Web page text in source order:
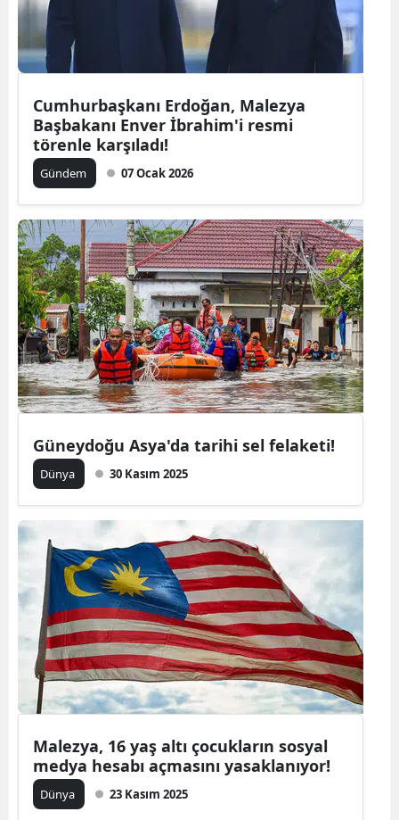
Yozgat
Zonguldak
Kırıkkale
Batman
Şırnak
Bartın
Ardahan
Iğdır
Yalova
Kilis
Osmaniye
Düzce
Cumhurbaşkanı Erdoğan, Malezya
Başbakanı Enver İbrahim'i resmi
törenle karşıladı!
Gündem 07 Ocak 2026
Güneydoğu Asya'da tarihi sel felaketi!
Dünya 30 Kasım 2025
Malezya, 16 yaş altı çocukların sosyal
medya hesabı açmasını yasaklanıyor!
Dünya 23 Kasım 2025